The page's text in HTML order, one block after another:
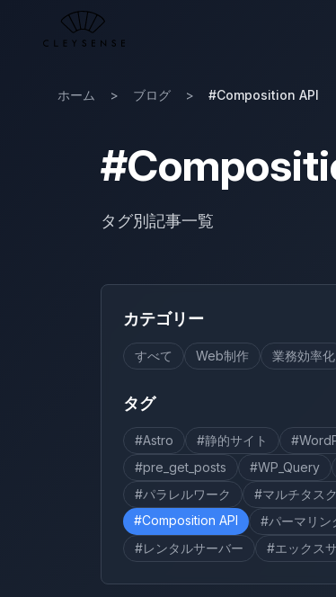
メインコンテンツへスキップ
ホーム > ブログ > #Composition API
タグ別記事一覧
カテゴリー
すべて Web制作 業務効率化
タグ
#Astro #静的サイト
#pre_get_posts
#WP_Query
#パラレルワーク
#マルチタスク
#Composition API
#パーマリン
#レンタルサーバー
#エックス